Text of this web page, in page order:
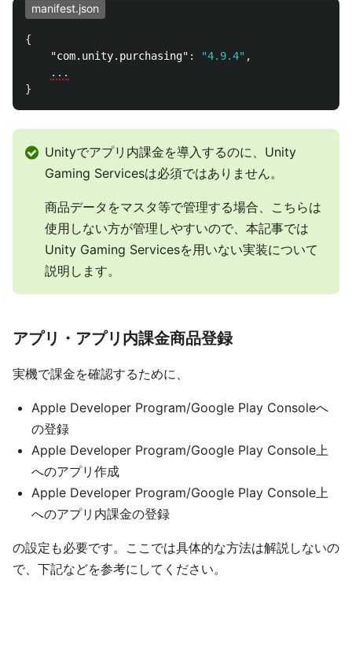
manifest.json
{
"com.unity.purchasing" : "4.9.4" ,
...
}
Unityでアプリ内課金を導入するのに、Unity
Gaming Servicesは必須ではありません。
商品データをマスタ等で管理する場合、こちらは
使用しない方が管理しやすいので、本記事では
Unity Gaming Servicesを用いない実装について
説明します。
アプリ・アプリ内課金商品登録
実機で課金を確認するために、
Apple Developer Program/Google Play Consoleへ
の登録
Apple Developer Program/Google Play Console上
へのアプリ作成
Apple Developer Program/Google Play Console上
へのアプリ内課金の登録
の設定も必要です。ここでは具体的な方法は解説しないの
で、下記などを参考にしてください。